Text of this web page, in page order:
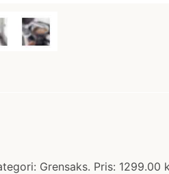
Grensaks. Pris: